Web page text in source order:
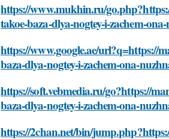
https://www.mukhin.ru/
takoe-baza-dlya-nogtey-i-zachem-
https://www.google.ae/url?q=https://
baza-dlya-nogtey-i-zachem-ona-
https://soft.vebmedia.ru/go?https://
baza-dlya-nogtey-i-zachem-ona-
https://2chan.net/bin/